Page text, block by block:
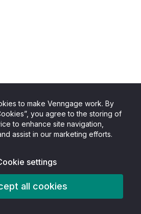
to make Venngage work. By
you agree to the storing of
to enhance site navigation,
assist in our marketing efforts.
settings
all cookies